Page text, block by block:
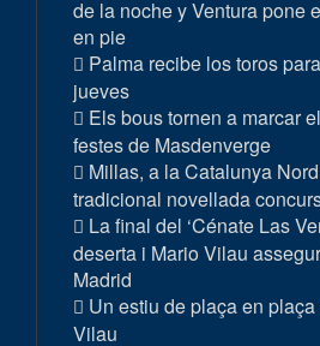
de la noche y Ventura pone
en pie
Palma recibe los toros
jueves
Els bous tornen a marcar
festes de Masdenverge
Millas, a la Catalunya
tradicional novellada
La final del ‘Cénate Las
deserta i Mario Vilau
Madrid
Un estiu de plaça en
Vilau